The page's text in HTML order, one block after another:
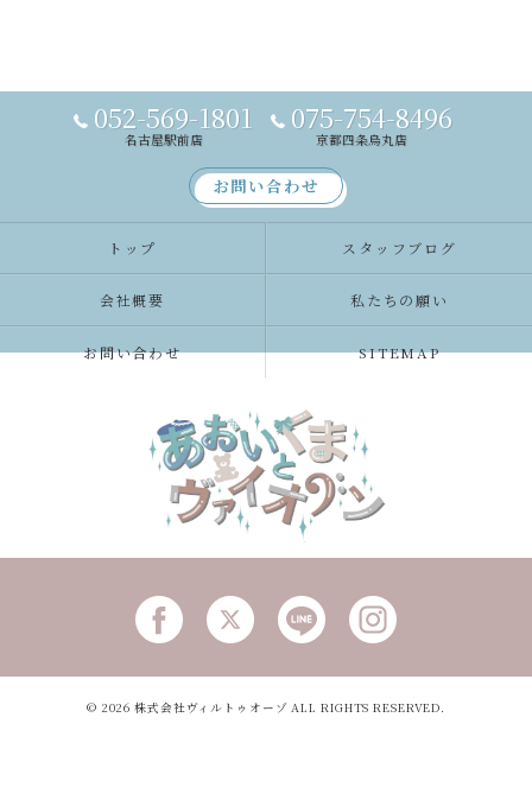
052-569-1801
名古屋駅前店
075-754-8496
京都四条烏丸店
お問い合わせ
トップ スタッフブログ
会社概要 私たちの願い
お問い合わせ SITEMAP
© 2026 株式会社ヴィルトゥオーゾ ALL RIGHTS RESERVED.